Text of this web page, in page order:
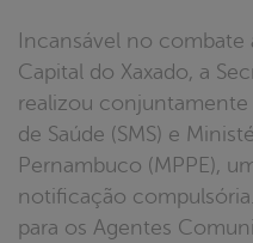
Capital do Xaxado, a
realizou
de Saúde (SMS) e
Pernambuco (MPPE),
notificação
para os Agentes